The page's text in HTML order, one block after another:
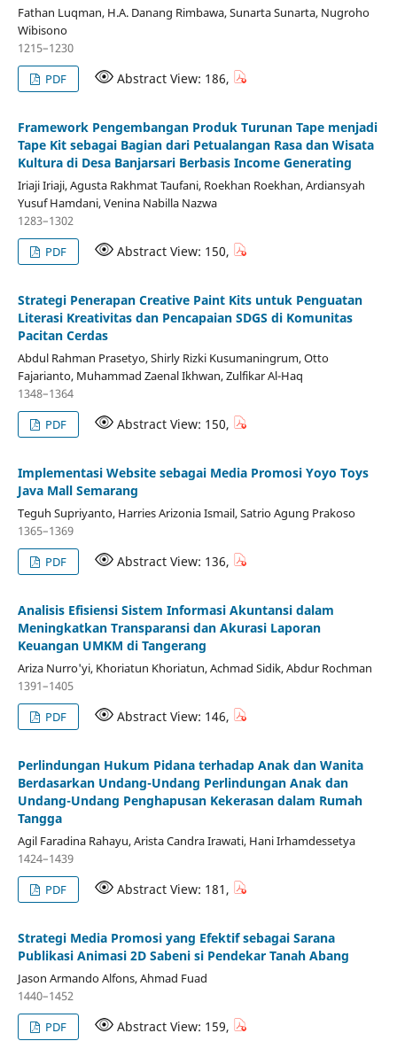
Fathan Luqman, H.A. Danang Rimbawa, Sunarta Sunarta, Nugroho
Wibisono
1215–1230
PDF
Abstract View: 186,
Framework Pengembangan Produk Turunan Tape menjadi
Tape Kit sebagai Bagian dari Petualangan Rasa dan Wisata
Kultura di Desa Banjarsari Berbasis Income Generating
Iriaji Iriaji, Agusta Rakhmat Taufani, Roekhan Roekhan, Ardiansyah
Yusuf Hamdani, Venina Nabilla Nazwa
1283–1302
PDF
Abstract View: 150,
Strategi Penerapan Creative Paint Kits untuk Penguatan
Literasi Kreativitas dan Pencapaian SDGS di Komunitas
Pacitan Cerdas
Abdul Rahman Prasetyo, Shirly Rizki Kusumaningrum, Otto
Fajarianto, Muhammad Zaenal Ikhwan, Zulfikar Al-Haq
1348–1364
PDF
Abstract View: 150,
Implementasi Website sebagai Media Promosi Yoyo Toys
Java Mall Semarang
Teguh Supriyanto, Harries Arizonia Ismail, Satrio Agung Prakoso
1365–1369
PDF
Abstract View: 136,
Analisis Efisiensi Sistem Informasi Akuntansi dalam
Meningkatkan Transparansi dan Akurasi Laporan
Keuangan UMKM di Tangerang
Ariza Nurro'yi, Khoriatun Khoriatun, Achmad Sidik, Abdur Rochman
1391–1405
PDF
Abstract View: 146,
Perlindungan Hukum Pidana terhadap Anak dan Wanita
Berdasarkan Undang-Undang Perlindungan Anak dan
Undang-Undang Penghapusan Kekerasan dalam Rumah
Tangga
Agil Faradina Rahayu, Arista Candra Irawati, Hani Irhamdessetya
1424–1439
PDF
Abstract View: 181,
Strategi Media Promosi yang Efektif sebagai Sarana
Publikasi Animasi 2D Sabeni si Pendekar Tanah Abang
Jason Armando Alfons, Ahmad Fuad
1440–1452
PDF
Abstract View: 159,